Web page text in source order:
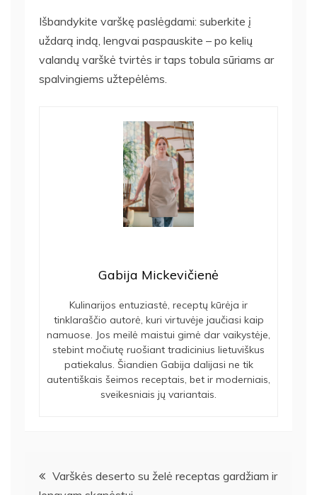
Išbandykite varškę paslėgdami: suberkite į
uždarą indą, lengvai paspauskite – po kelių
valandų varškė tvirtės ir taps tobula sūriams ar
spalvingiems užtepėlėms.
Gabija Mickevičienė
Kulinarijos entuziastė, receptų kūrėja ir
tinklaraščio autorė, kuri virtuvėje jaučiasi kaip
namuose. Jos meilė maistui gimė dar vaikystėje,
stebint močiutę ruošiant tradicinius lietuviškus
patiekalus. Šiandien Gabija dalijasi ne tik
autentiškais šeimos receptais, bet ir moderniais,
sveikesniais jų variantais.
Navigacija
Varškės deserto su želė receptas gardžiam ir